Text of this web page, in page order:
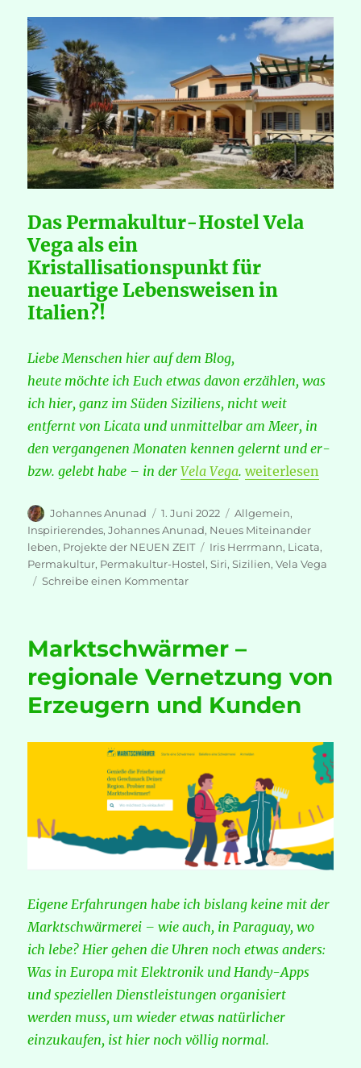
Das Permakultur-Hostel Vela
Vega als ein
Kristallisationspunkt für
neuartige Lebensweisen in
Italien?!
Liebe Menschen hier auf dem Blog,
heute möchte ich Euch etwas davon erzählen, was
ich hier, ganz im Süden Siziliens, nicht weit
entfernt von Licata und unmittelbar am Meer, in
den vergangenen Monaten kennen gelernt und er-
bzw. gelebt habe – in derVela Vega. „Sizilien – ein
weiterlesen
Autor
Johannes Anunad
Veröffentlicht
am
1. Juni 2022 Kategorien
Allgemein,
Inspirierendes,Johannes Anunad, Neues Miteinander
leben, Projekte der NEUEN ZEIT Schlagwörter
Iris Herrmann, Licata,
Permakultur, Permakultur-Hostel,Siri,Sizilien,Vela Vega
Schreibe einen Kommentarzu
ganz
Teil
von
Italien!
Marktschwärmer –
regionale Vernetzung von
Erzeugern und Kunden
Eigene Erfahrungen habe ich bislang keine mit der
Marktschwärmerei – wie auch, in Paraguay, wo
ich lebe? Hier gehen die Uhren noch etwas anders:
Was in Europa mit Elektronik und Handy-Apps
und speziellen Dienstleistungen organisiert
werden muss, um wieder etwas natürlicher
einzukaufen, ist hier noch völlig normal.